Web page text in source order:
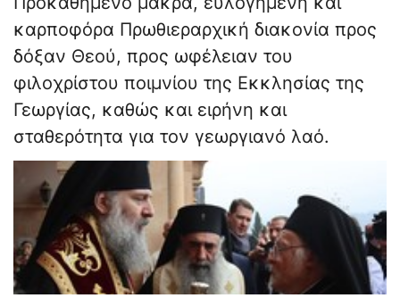
καρποφόρα Πρωθιεραρχική διακονία προς
δόξαν Θεού, προς ωφέλειαν του
φιλοχρίστου ποιμνίου της Εκκλησίας της
Γεωργίας, καθώς και ειρήνη και
σταθερότητα για τον γεωργιανό λαό.